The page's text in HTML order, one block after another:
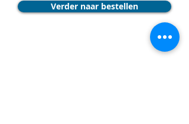
Verder naar bestellen